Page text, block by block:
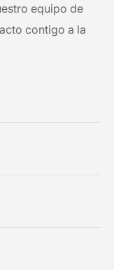
equipo de
contigo a la